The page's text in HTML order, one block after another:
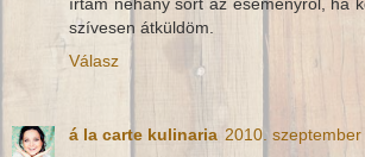
írtam néhány sort az eseményről, ha
szívesen átküldöm.
Válasz
á la carte kulinaria 2010.